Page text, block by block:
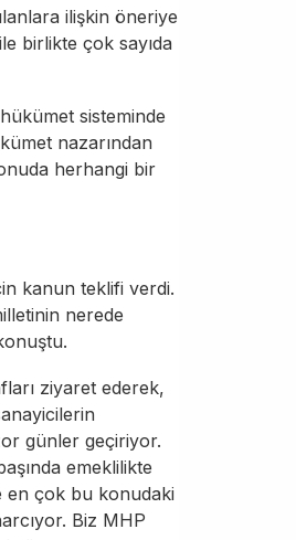
ilişkin öneriye
birlikte çok sayıda
sisteminde
nazarından
herhangi bir
kanun teklifi verdi.
nerede
ziyaret ederek,
günler geçiriyor.
emeklilikte
en çok bu konudaki
Biz MHP